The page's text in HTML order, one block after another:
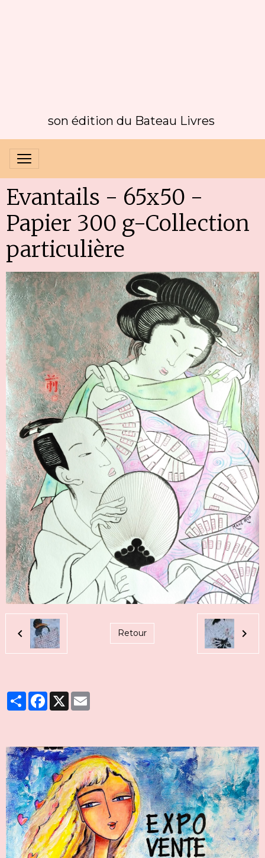
son édition du Bateau Livres
Evantails - 65x50 -
Papier 300 g-Collection
particulière
Retour
PartagerFacebook
X